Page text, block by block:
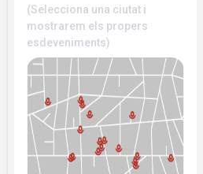
(Selecciona una ciutat i
mostrarem els propers
esdeveniments)